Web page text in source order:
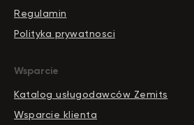
Regulamin
Polityka prywatnosci
Wsparcie
Katalog usługodawców Zemits
Wsparcie klienta